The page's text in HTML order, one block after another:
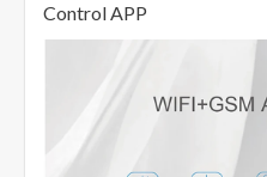
Control APP